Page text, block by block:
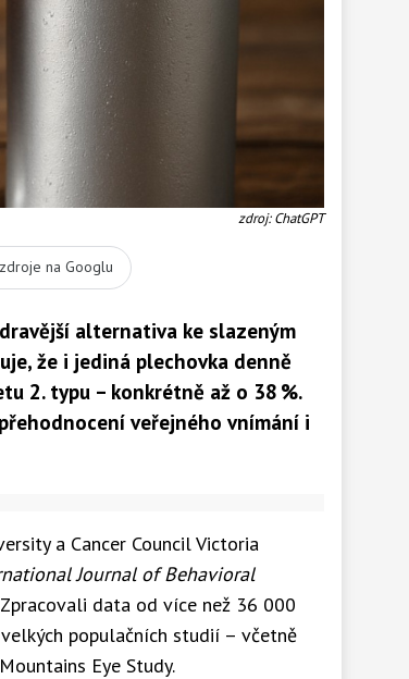
zdroj: ChatGPT
na Googlu
alternativa ke slazeným
že i jediná plechovka denně
2. typu – konkrétně až o 38 %.
veřejného vnímání i
a Cancer Council Victoria
Journal of Behavioral
data od více než 36 000
populačních studií – včetně
Eye Study.